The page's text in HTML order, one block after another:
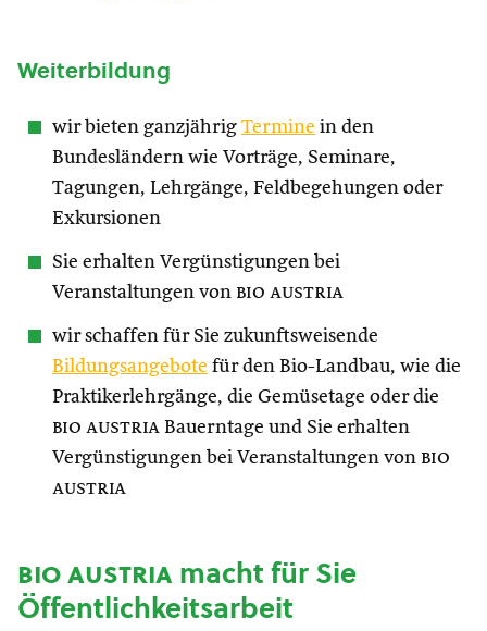
Weiterbildung
wir bieten ganzjährig Termine in den
Bundesländern wie Vorträge, Seminare,
Tagungen, Lehrgänge, Feldbegehungen oder
Exkursionen
Sie erhalten Vergünstigungen bei
Veranstaltungen von bio austria
wir schaffen für Sie zukunftsweisende
Bildungsangebote für den Bio-Landbau, wie die
Praktikerlehrgänge, die Gemüsetage oder die
bio austria Bauerntage und Sie erhalten
Vergünstigungen bei Veranstaltungen von bio
austria
bio austriamacht für Sie
Öffentlichkeitsarbeit